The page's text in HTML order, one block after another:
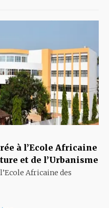
à l’Ecole Africaine
et de l’Urbanisme
Africaine des